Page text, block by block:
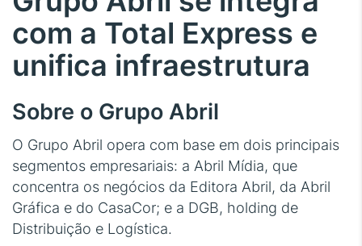
com a Total Express e
unifica infraestrutura
Sobre o Grupo Abril
O Grupo Abril opera com base em dois principais
segmentos empresariais: a Abril Mídia, que
concentra os negócios da Editora Abril, da Abril
Gráfica e do CasaCor; e a DGB, holding de
Distribuição e Logística.